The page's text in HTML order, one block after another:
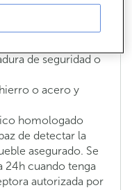
madera y
de seguridad o
o acero y
homologado
de detectar la
asegurado. Se
24h cuando tenga
autorizada por